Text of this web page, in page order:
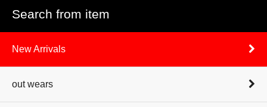
Search from item
New Arrivals
out wears